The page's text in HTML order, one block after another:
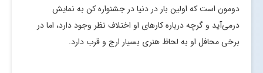
دومون است که اولین بار در دنیا در جشنواره کن به نمایش
درمی‌آید و گرچه درباره کارهای او اختلاف نظر وجود دارد، اما در
برخی محافل او به لحاظ هنری بسیار ارج و قرب دارد.